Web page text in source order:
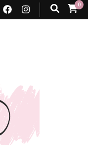
0